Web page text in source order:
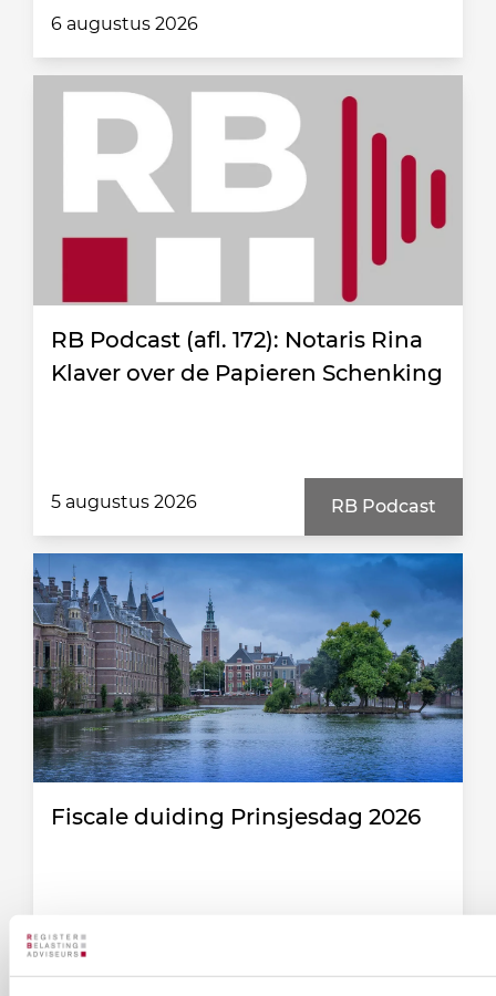
6 augustus 2026
RB Podcast (afl. 172): Notaris Rina
Klaver over de Papieren Schenking
5 augustus 2026 RB Podcast
Fiscale duiding Prinsjesdag 2026
31 juli 2026